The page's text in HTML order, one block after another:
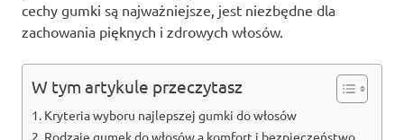
cechy gumki są najważniejsze, jest niezbędne dla
zachowania pięknych i zdrowych włosów.
W tym artykule przeczytasz
Kryteria wyboru najlepszej gumki do włosów
Rodzaje gumek do włosów a komfort i bezpieczeństwo